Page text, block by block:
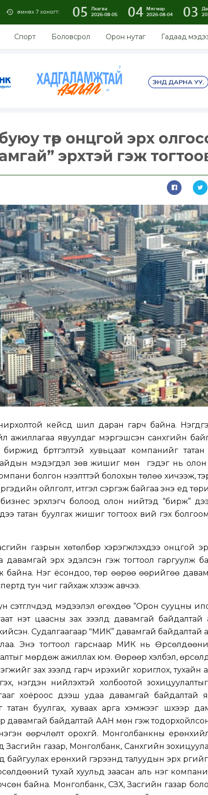
өмнөх 7 хоногт: 05
Лхагва
2026-08-05
04 Мягмар
2026-08-04
03
Спорт Боловсрол Орон нутаг Гадаад
төр онцгой эрх
эрхтэй гэж
кейсүүд шил даран гарч байна.
ажиллагаа явуулдаг мэргэшсэн санхүүгийн
бүртгэлтэй хувьцаат компанийг татан
мэдэгдэл зөв жишиг мөн үү гэдэг нь
болгон нээлттэй болохын төлөө хичээж,
ойлголт, итгэл сэргэж байгаа энэ үед
эрхлэгч болоод олон нийтэд “бирж”
татан буулгах жишиг тогтоох вий гэх
газрын хөтөлбөр хэрэгжүүлэхдээ онцгой
давамгай эрх эдэлсэн гэж тогтоол гаргуулж
байна. Нэг ёсондоо, төр өөрөө өөрийгөө
тун чиг гайхаж хүлээж авчээ.
мэдээлэл өгөхдөө “Орон сууцны
үнэт цаасны зах зээлд давамгай байдалтай
Судалгаагаар "МИК” давамгай байдалтай
Энэ тогтоол гарснаар МИК нь
мөрдөж ажиллах юм. Өөрөөр хэлбэл,
зах зээлд гарч ирэхийг хориглох, тухайн
нэгдэн нийлэхтэй холбоотой
хоёроос дээш удаа давамгай байдалтай
буулгах, хуваах арга хэмжээг шүүхээр
давамгай байдалтай ААН мөн гэж
өөрчлөлт орохгүй. Монголбанкны
газар, Монголбанк, Санхүүгийн
ерөнхий гэрээнд талуудын эрх үүргийг
тухай хуульд заасан аль нэг
байна. Монголбанк, СЗХ, Засгийн газар